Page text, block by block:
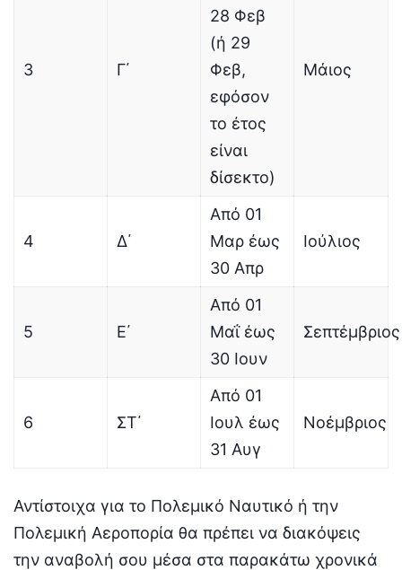
3 Γ΄
28 Φεβ
(ή 29
Φεβ,
εφόσον
το έτος
είναι
δίσεκτο)
Μάιος
4 Δ΄
Από 01
Μαρ έως
30 Απρ
Ιούλιος
5 Ε΄
Από 01
Μαΐ έως
30 Ιουν
Σεπτέμβριος
6 ΣΤ΄
Από 01
Ιουλ έως
31 Αυγ
Νοέμβριος
Αντίστοιχα για το Πολεμικό Ναυτικό ή την
Πολεμική Αεροπορία θα πρέπει να διακόψεις
την αναβολή σου μέσα στα παρακάτω χρονικά